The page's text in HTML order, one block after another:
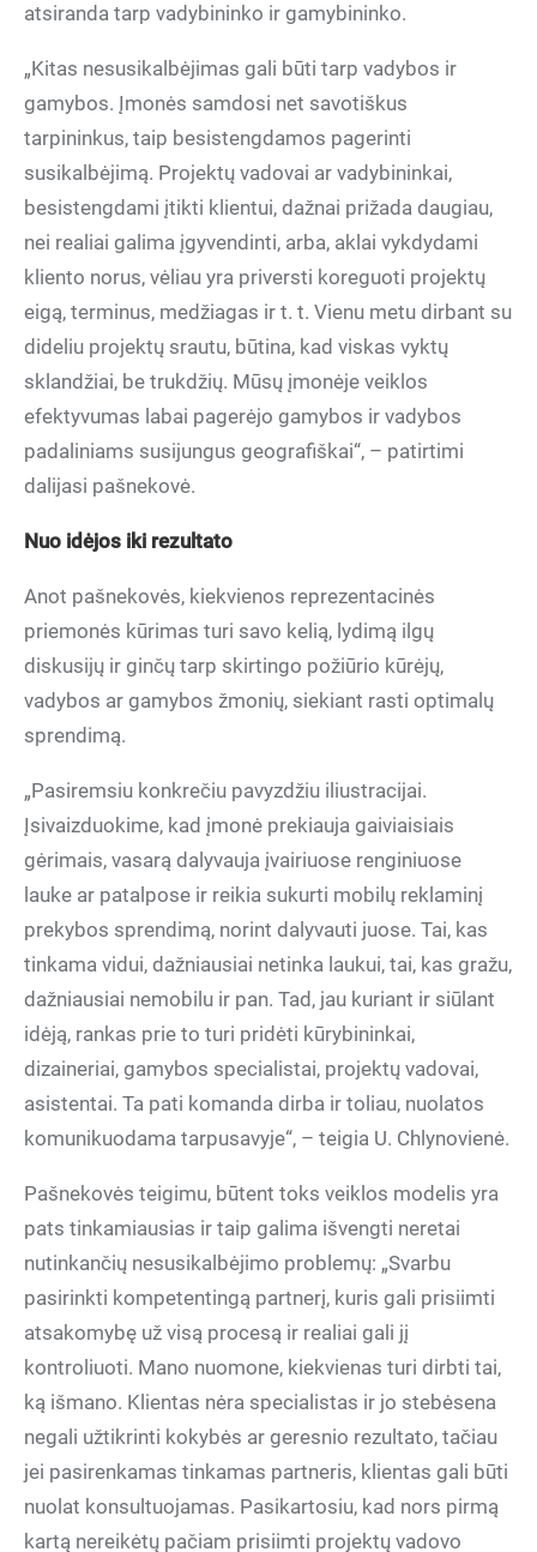
atsiranda tarp vadybininko ir gamybininko.
„Kitas nesusikalbėjimas gali būti tarp vadybos ir
gamybos. Įmonės samdosi net savotiškus
tarpininkus, taip besistengdamos pagerinti
susikalbėjimą. Projektų vadovai ar vadybininkai,
besistengdami įtikti klientui, dažnai prižada daugiau,
nei realiai galima įgyvendinti, arba, aklai vykdydami
kliento norus, vėliau yra priversti koreguoti projektų
eigą, terminus, medžiagas ir t. t. Vienu metu dirbant su
dideliu projektų srautu, būtina, kad viskas vyktų
sklandžiai, be trukdžių. Mūsų įmonėje veiklos
efektyvumas labai pagerėjo gamybos ir vadybos
padaliniams susijungus geografiškai“, – patirtimi
dalijasi pašnekovė.
Nuo idėjos iki rezultato
Anot pašnekovės, kiekvienos reprezentacinės
priemonės kūrimas turi savo kelią, lydimą ilgų
diskusijų ir ginčų tarp skirtingo požiūrio kūrėjų,
vadybos ar gamybos žmonių, siekiant rasti optimalų
sprendimą.
„Pasiremsiu konkrečiu pavyzdžiu iliustracijai.
Įsivaizduokime, kad įmonė prekiauja gaiviaisiais
gėrimais, vasarą dalyvauja įvairiuose renginiuose
lauke ar patalpose ir reikia sukurti mobilų reklaminį
prekybos sprendimą, norint dalyvauti juose. Tai, kas
tinkama vidui, dažniausiai netinka laukui, tai, kas gražu,
dažniausiai nemobilu ir pan. Tad, jau kuriant ir siūlant
idėją, rankas prie to turi pridėti kūrybininkai,
dizaineriai, gamybos specialistai, projektų vadovai,
asistentai. Ta pati komanda dirba ir toliau, nuolatos
komunikuodama tarpusavyje“, – teigia U. Chlynovienė.
Pašnekovės teigimu, būtent toks veiklos modelis yra
pats tinkamiausias ir taip galima išvengti neretai
nutinkančių nesusikalbėjimo problemų: „Svarbu
pasirinkti kompetentingą partnerį, kuris gali prisiimti
atsakomybę už visą procesą ir realiai gali jį
kontroliuoti. Mano nuomone, kiekvienas turi dirbti tai,
ką išmano. Klientas nėra specialistas ir jo stebėsena
negali užtikrinti kokybės ar geresnio rezultato, tačiau
jei pasirenkamas tinkamas partneris, klientas gali būti
nuolat konsultuojamas. Pasikartosiu, kad nors pirmą
kartą nereikėtų pačiam prisiimti projektų vadovo